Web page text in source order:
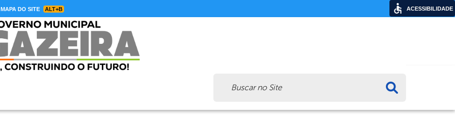
MAPA DO SITE ALT+B ACESSIBILIDADE